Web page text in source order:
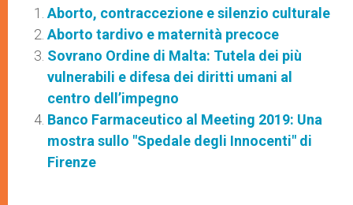
Aborto, contraccezione e silenzio culturale
Aborto tardivo e maternità precoce
Sovrano Ordine di Malta: Tutela dei più
vulnerabili e difesa dei diritti umani al
centro dell’impegno
Banco Farmaceutico al Meeting 2019: Una
mostra sullo "Spedale degli Innocenti" di
Firenze